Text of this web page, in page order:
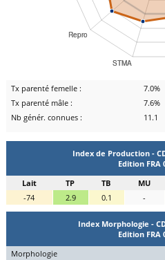
Tx parenté femelle : 7.0%
Tx parenté mâle :
7.6%
Nb génér. connues :
11.1
Index de Production -
Edition FRA
Lait
TP TB MU
-74
2.9 0.1 -
Index Morphologie -
Edition FRA
Morphologie